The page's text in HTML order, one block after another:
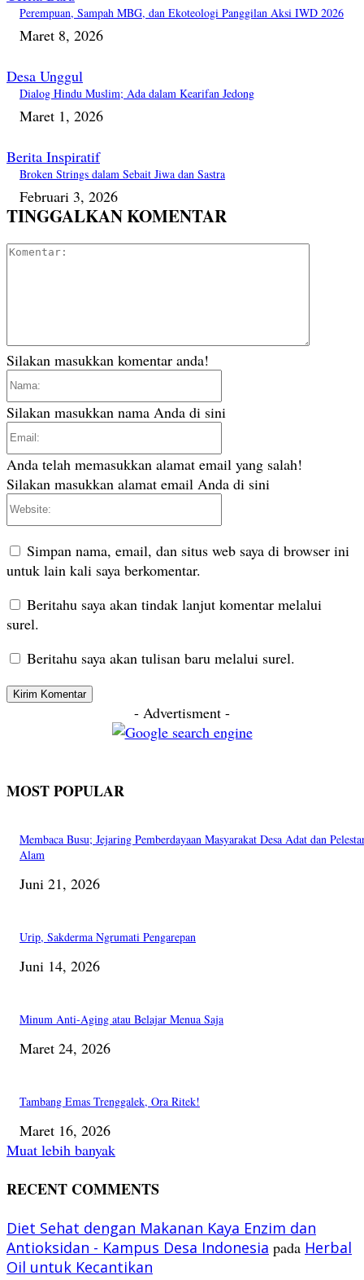
Perempuan, Sampah MBG, dan Ekoteologi Panggilan Aksi IWD 2026
Maret 8, 2026
Desa Unggul
Dialog Hindu Muslim; Ada dalam Kearifan Jedong
Maret 1, 2026
Berita Inspiratif
Broken Strings dalam Sebait Jiwa dan Sastra
Februari 3, 2026
TINGGALKAN KOMENTAR
Silakan masukkan komentar anda!
Silakan masukkan nama Anda di sini
Anda telah memasukkan alamat email yang salah!
Silakan masukkan alamat email Anda di sini
Simpan nama, email, dan situs web saya di browser ini
untuk lain kali saya berkomentar.
Beritahu saya akan tindak lanjut komentar melalui
surel.
Beritahu saya akan tulisan baru melalui surel.
- Advertisment -
MOST POPULAR
Membaca Busu; Jejaring Pemberdayaan Masyarakat Desa Adat dan
Alam
Juni 21, 2026
Urip, Sakderma Ngrumati Pengarepan
Juni 14, 2026
Minum Anti-Aging atau Belajar Menua Saja
Maret 24, 2026
Tambang Emas Trenggalek, Ora Ritek!
Maret 16, 2026
Muat lebih banyak
RECENT COMMENTS
Diet Sehat dengan Makanan Kaya Enzim dan
Antioksidan - Kampus Desa Indonesia pada Herbal
Oil untuk Kecantikan